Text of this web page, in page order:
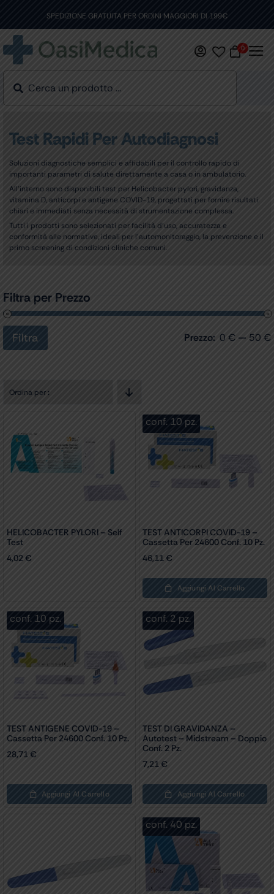
content
SPEDIZIONE GRATUITA PER ORDINI MAGGIORI DI 199€
0
Test Rapidi Per Autodiagnosi
Soluzioni diagnostiche semplici e affidabili per il controllo rapido di
importanti parametri di salute direttamente a casa o in ambulatorio.
All’interno sono disponibili test per Helicobacter pylori, gravidanza,
vitamina D, anticorpi e antigene COVID-19, progettati per fornire risultati
chiari e immediati senza necessità di strumentazione complessa.
Tutti i prodotti sono selezionati per facilità d’uso, accuratezza e
conformità alle normative, ideali per l’automonitoraggio, la prevenzione e il
primo screening di condizioni cliniche comuni.
Filtra per Prezzo
Prezzo
Min
Prezzo
Max
Filtra Prezzo: 0 € — 50 €
Ordina per:
HELICOBACTER PYLORI – Self
Test
4,02€
conf. 10 pz.
TEST ANTICORPI COVID-19 –
Cassetta Per 24600 Conf. 10 Pz.
46,11€
Aggiungi Al Carrello
conf. 10 pz.
TEST ANTIGENE COVID-19 –
Cassetta Per 24600 Conf. 10 Pz.
28,71 €
Aggiungi Al Carrello
conf. 2 pz.
TEST DI GRAVIDANZA –
Autotest – Midstream – Doppio
Conf. 2 Pz.
7,21 €
Aggiungi Al Carrello
conf. 40 pz.